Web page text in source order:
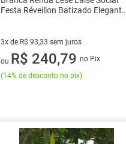
Festa Réveillon Batizado Elegante
3x de R$ 93,33 sem juros
3 vez de R$ 93,33 sem juros
ou R$ 240,79 no Pix
(14% de desconto no pix)